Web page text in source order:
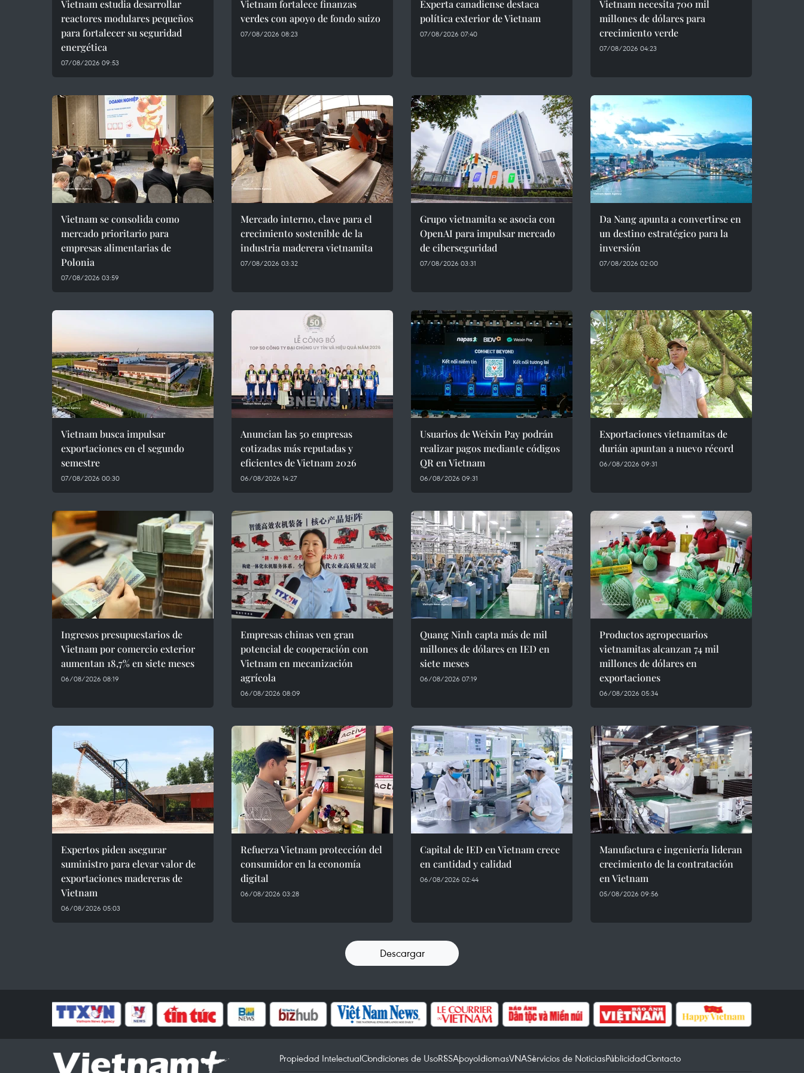
Vietnam estudia desarrollar
reactores modulares pequeños
para fortalecer su seguridad
energética
07/08/2026 09:53
Vietnam fortalece finanzas
verdes con apoyo de fondo suizo
07/08/2026 08:23
Experta canadiense destaca
política exterior de Vietnam
07/08/2026 07:40
Vietnam necesita 700 mil
millones de dólares para
crecimiento verde
07/08/2026 04:23
Vietnam se consolida como
mercado prioritario para
empresas alimentarias de
Polonia
07/08/2026 03:59
Mercado interno, clave para el
crecimiento sostenible de la
industria maderera vietnamita
07/08/2026 03:32
Grupo vietnamita se asocia con
OpenAI para impulsar mercado
de ciberseguridad
07/08/2026 03:31
Da Nang apunta a convertirse en
un destino estratégico para la
inversión
07/08/2026 02:00
Vietnam busca impulsar
exportaciones en el segundo
semestre
07/08/2026 00:30
Anuncian las 50 empresas
cotizadas más reputadas y
eficientes de Vietnam 2026
06/08/2026 14:27
Usuarios de Weixin Pay podrán
realizar pagos mediante códigos
QR en Vietnam
06/08/2026 09:31
Exportaciones vietnamitas de
durián apuntan a nuevo récord
06/08/2026 09:31
Ingresos presupuestarios de
Vietnam por comercio exterior
aumentan 18,7% en siete meses
06/08/2026 08:19
Empresas chinas ven gran
potencial de cooperación con
Vietnam en mecanización
agrícola
06/08/2026 08:09
Quang Ninh capta más de mil
millones de dólares en IED en
siete meses
06/08/2026 07:19
Productos agropecuarios
vietnamitas alcanzan 74 mil
millones de dólares en
exportaciones
06/08/2026 05:34
Expertos piden asegurar
suministro para elevar valor de
exportaciones madereras de
Vietnam
06/08/2026 05:03
Refuerza Vietnam protección del
consumidor en la economía
digital
06/08/2026 03:28
Capital de IED en Vietnam crece
en cantidad y calidad
06/08/2026 02:44
Manufactura e ingeniería lideran
crecimiento de la contratación
en Vietnam
05/08/2026 09:56
Descargar
Propiedad IntelectualCondiciones de UsoRSSApoyoIdiomasVNAServicios de NoticiasPublicidadContacto